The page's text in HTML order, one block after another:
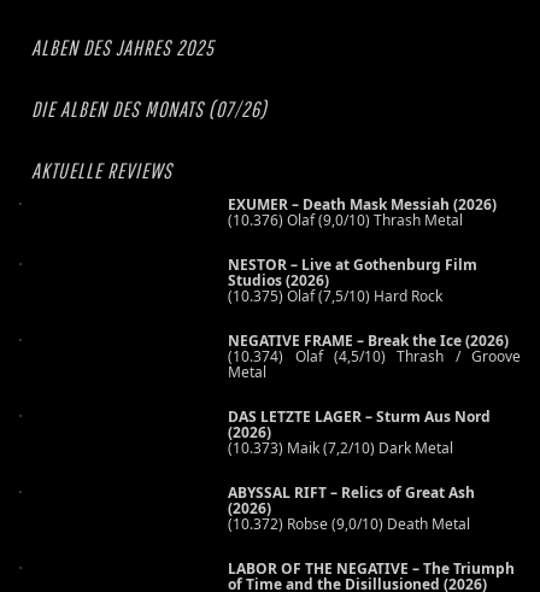
ALBEN DES JAHRES 2025
DIE ALBEN DES MONATS (07/26)
AKTUELLE REVIEWS
EXUMER – Death Mask Messiah (2026)
(10.376) Olaf (9,0/10) Thrash Metal
NESTOR – Live at Gothenburg Film
Studios (2026)
(10.375) Olaf (7,5/10) Hard Rock
NEGATIVE FRAME – Break the Ice (2026)
(10.374) Olaf (4,5/10) Thrash / Groove
Metal
DAS LETZTE LAGER – Sturm Aus Nord
(2026)
(10.373) Maik (7,2/10) Dark Metal
ABYSSAL RIFT – Relics of Great Ash
(2026)
(10.372) Robse (9,0/10) Death Metal
LABOR OF THE NEGATIVE – The Triumph
of Time and the Disillusioned (2026)